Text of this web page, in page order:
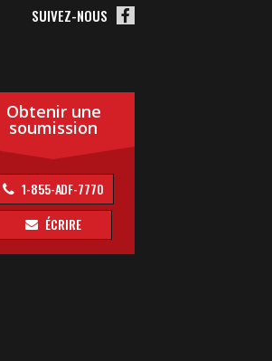
SUIVEZ-NOUS
Obtenir une
soumission
1-855-ADF-7770
ÉCRIRE